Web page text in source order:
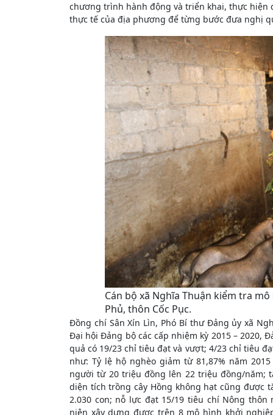
chương trình hành động và triển khai, thực
thực tế của địa phương để từng bước đưa nghị
Cán bộ xã Nghĩa Thuận kiểm tra
Phủ, thôn Cốc Pục.
Đồng chí Sân Xín Lìn, Phó Bí thư Đảng ủy xã
Đại hội Đảng bộ các cấp nhiệm kỳ 2015 – 2020,
quả có 19/23 chỉ tiêu đạt và vượt; 4/23 chỉ tiêu
như: Tỷ lệ hộ nghèo giảm từ 81,87% năm
người từ 20 triệu đồng lên 22 triệu đồng/năm;
diện tích trồng cây Hồng không hạt cũng được
2.030 con; nỗ lực đạt 15/19 tiêu chí Nông
niên xây dựng được trên 8 mô hình khởi